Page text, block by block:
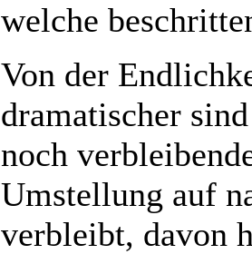
welche
Von der
dramatischer
noch
Umstellung auf
verbleibt, davon